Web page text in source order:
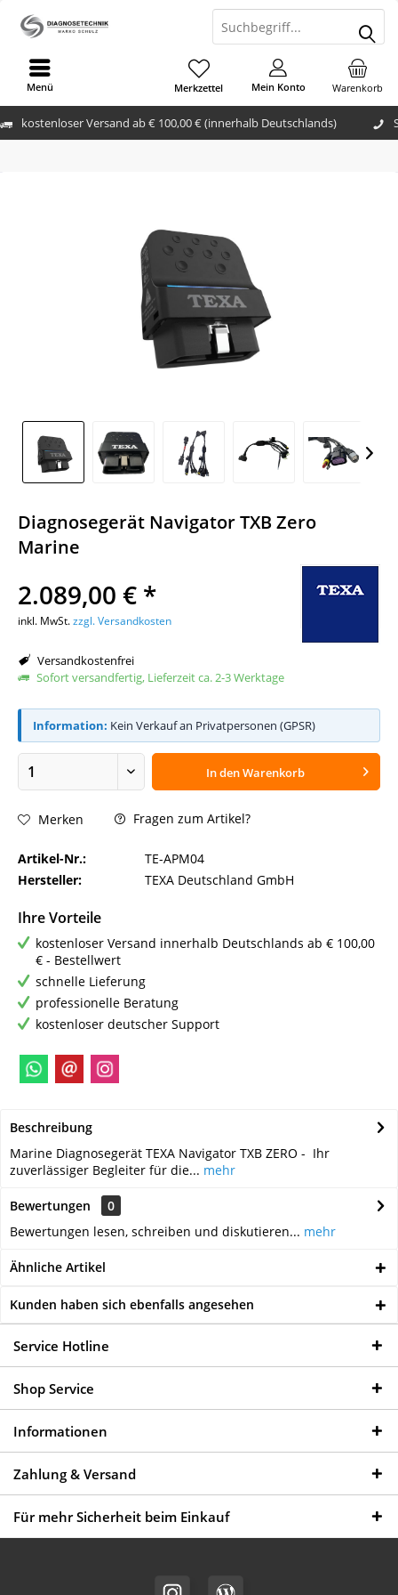
kostenloser Versand ab € 100,00 € (innerhalb Deutschlands)
Warenkorb
Merkzettel Mein Konto
Menü
Diagnosegerät Navigator TXB Zero
Marine
2.089,00 € *
inkl. MwSt.zzgl. Versandkosten
Versandkostenfrei
Sofort versandfertig, Lieferzeit ca. 2-3 Werktage
Information: Kein Verkauf an Privatpersonen (GPSR)
In denWarenkorb
Merken Fragen zum Artikel?
Artikel-Nr.:
TE-APM04
Hersteller:
TEXA Deutschland GmbH
Ihre Vorteile
kostenloser Versand innerhalb Deutschlands ab € 100,00
€ - Bestellwert
schnelle Lieferung
professionelle Beratung
kostenloser deutscher Support
Beschreibung
Marine Diagnosegerät TEXA Navigator TXB ZERO - Ihr
zuverlässiger Begleiter für die... mehr
Bewertungen
0
Bewertungen lesen, schreiben und diskutieren... mehr
Ähnliche Artikel
Kunden haben sich ebenfalls angesehen
Service Hotline
Shop Service
Informationen
Zahlung & Versand
Für mehr Sicherheit beim Einkauf